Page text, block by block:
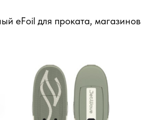
eFoil для проката, магазинов